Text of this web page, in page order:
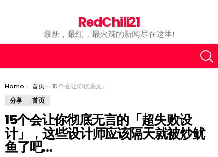
RedChili21
最新，最红，最火辣的新闻尽在这里!
You are here:
Home 首页
15个会让你彻底无言的「超失败设计」，这些设计师应该隔天就被炒鱿鱼了吧…
分享
首页
15个会让你彻底无言的「超失败设
计」，这些设计师应该隔天就被炒鱿
鱼了吧…